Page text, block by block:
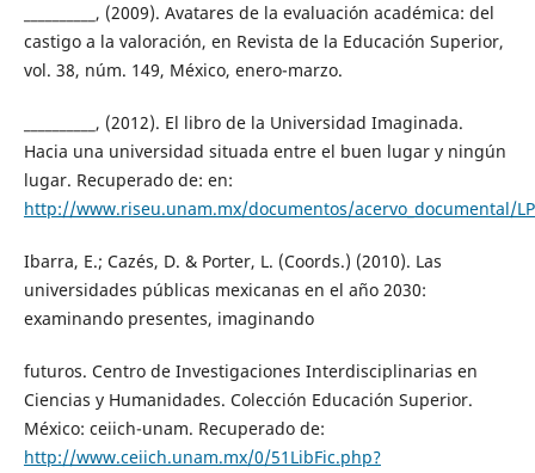
__________, (2009). Avatares de la evaluación académica: del
castigo a la valoración, en Revista de la Educación Superior,
vol. 38, núm. 149, México, enero-marzo.
__________, (2012). El libro de la Universidad Imaginada.
Hacia una universidad situada entre el buen lugar y ningún
lugar. Recuperado de: en:
http://www.riseu.unam.mx/documentos/acervo_documental/
Ibarra, E.; Cazés, D. & Porter, L. (Coords.) (2010). Las
universidades públicas mexicanas en el año 2030:
examinando presentes, imaginando
futuros. Centro de Investigaciones Interdisciplinarias en
Ciencias y Humanidades. Colección Educación Superior.
México: ceiich-unam. Recuperado de:
http://www.ceiich.unam.mx/0/51LibFic.php?